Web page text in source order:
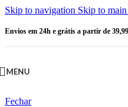
Skip to navigation Skip to
Envios em 24h e grátis a partir de
MENU
Fechar